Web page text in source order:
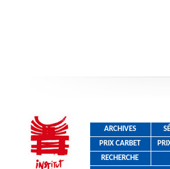
ARCHIVES
PRIX CARBET
RECHERCHE